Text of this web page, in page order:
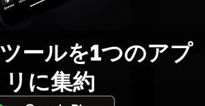
ールを1つのアプ
リに集約